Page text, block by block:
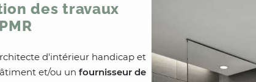
des travaux
d'intérieur handicap et
et/ou un fournisseur de